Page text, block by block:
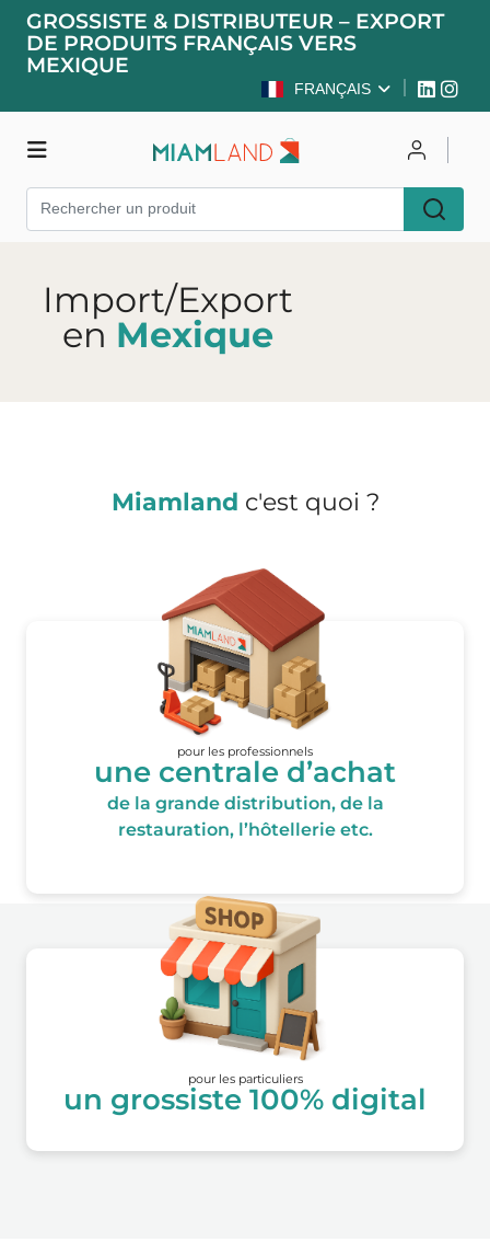
GROSSISTE & DISTRIBUTEUR – EXPORT
DE PRODUITS FRANÇAIS VERS
MEXIQUE
FRANÇAIS
Import/Export
en Mexique
Miamland c'est quoi ?
pour les professionnels
une centrale d’achat
de la grande distribution, de la
restauration, l’hôtellerie etc.
pour les particuliers
un grossiste 100% digital